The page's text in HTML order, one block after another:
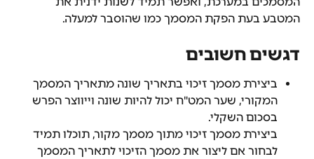
המטבע בעת הפקת המסמך כמו שהוסבר למעלה.
​דגשים חשובים
ביצירת מסמך זיכוי בתאריך שונה מתאריך המסמך
המקורי, שער המט"ח יכול להיות שונה וייווצר הפרש
בסכום השקלי.
ביצירת מסמך זיכוי מתוך מסמך מקור, תוכלו תמיד
לבחור אם ליצור את מסמך הזיכוי לתאריך המסמך